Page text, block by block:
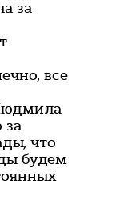
за
все
за
что
будем